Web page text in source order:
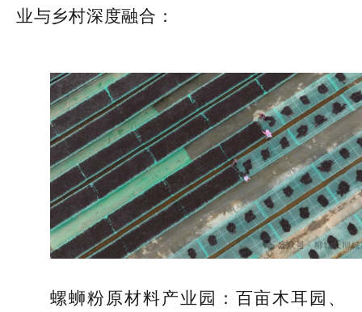
业与乡村深度融合：
螺蛳粉原材料产业园：百亩木耳园、